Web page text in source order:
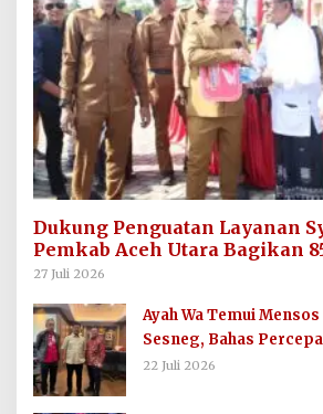
Dukung Penguatan Layanan
Pemkab Aceh Utara Bagikan
untuk Imum Gampong
27 Juli 2026
Ayah Wa Temui
Sesneg, Bahas
Dana Direktif Presiden
22 Juli 2026